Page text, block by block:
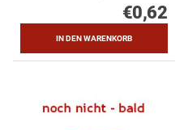
€0,62